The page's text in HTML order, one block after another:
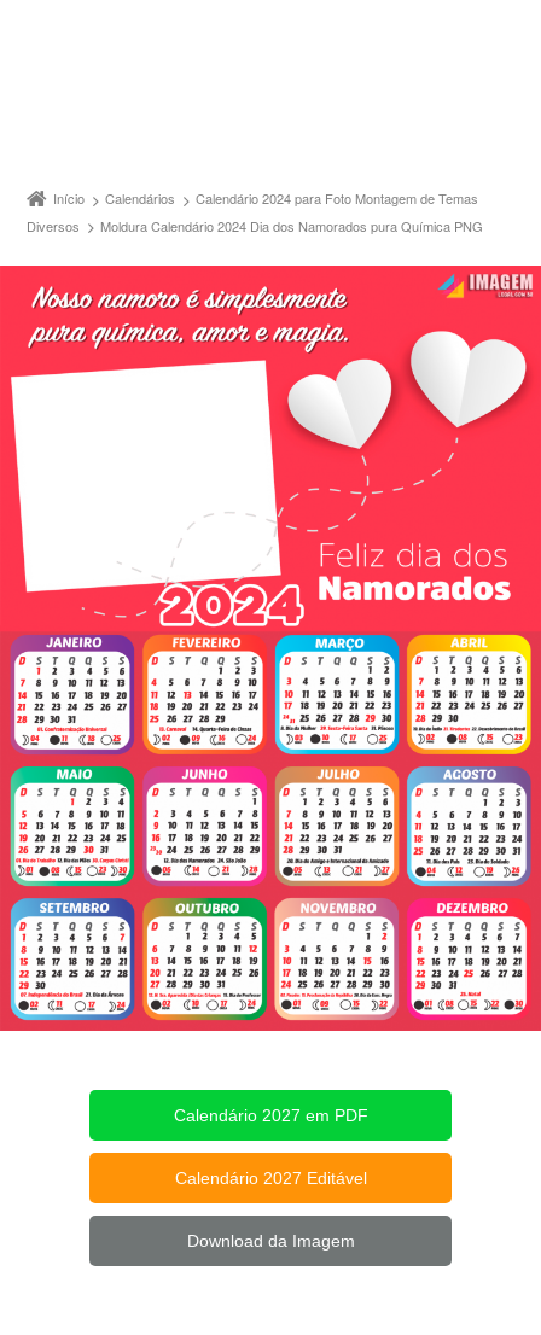
Início Calendários
Calendário 2024 para Foto Montagem de Temas
Diversos
Moldura Calendário 2024 Dia dos Namorados pura Química PNG
Calendário 2027 em PDF
Calendário 2027 Editável
Download da Imagem